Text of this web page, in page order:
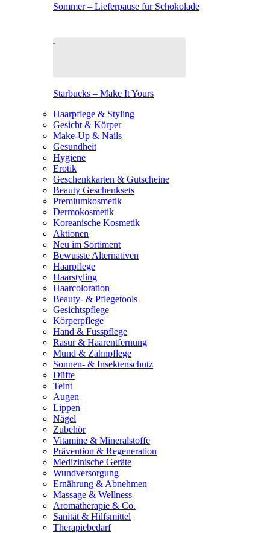
Sommer – Lieferpause für Schokolade
Starbucks – Make It Yours
Haarpflege & Styling
Gesicht & Körper
Make-Up & Nails
Gesundheit
Hygiene
Erotik
Geschenkkarten & Gutscheine
Beauty Geschenksets
Premiumkosmetik
Dermokosmetik
Koreanische Kosmetik
Aktionen
Neu im Sortiment
Bewusste Alternativen
Haarpflege
Haarstyling
Haarcoloration
Beauty- & Pflegetools
Gesichtspflege
Körperpflege
Hand & Fusspflege
Rasur & Haarentfernung
Mund & Zahnpflege
Sonnen- & Insektenschutz
Düfte
Teint
Augen
Lippen
Nägel
Zubehör
Vitamine & Mineralstoffe
Prävention & Regeneration
Medizinische Geräte
Wundversorgung
Ernährung & Abnehmen
Massage & Wellness
Aromatherapie & Co.
Sanität & Hilfsmittel
Therapiebedarf